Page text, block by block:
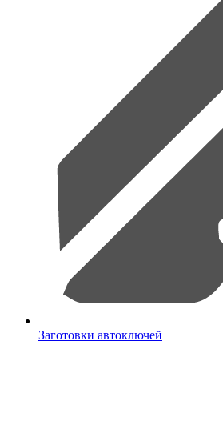
Заготовки автоключей